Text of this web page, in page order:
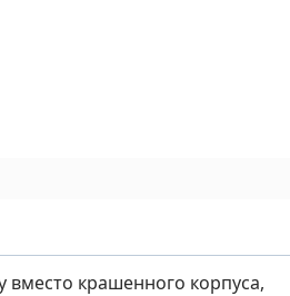
вместо крашенного корпуса,